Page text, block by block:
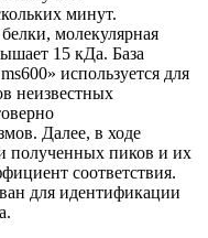
минут.
молекулярная
15 кДа. База
используется для
неизвестных
Далее, в ходе
полученных пиков и их
соответствия.
для идентификации